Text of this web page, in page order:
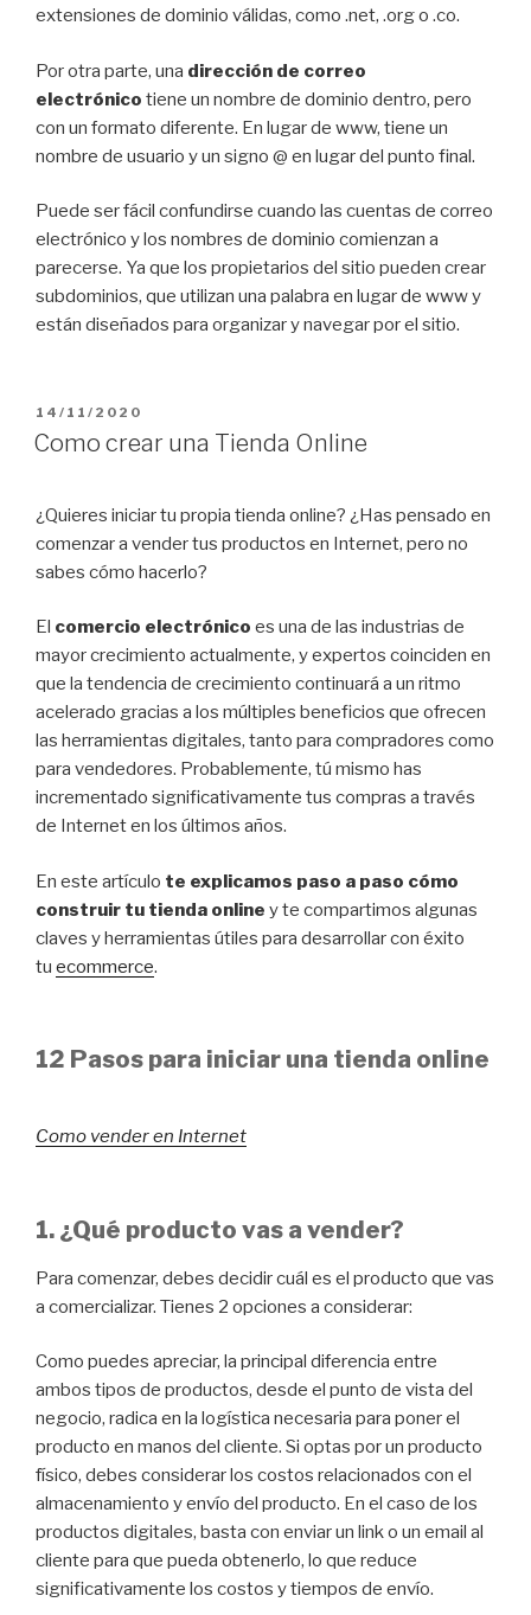
extensiones de dominio válidas, como .net, .org o .co.
Por otra parte, una dirección de correo
electrónico tiene un nombre de dominio dentro, pero
con un formato diferente. En lugar de www, tiene un
nombre de usuario y un signo @ en lugar del punto final.
Puede ser fácil confundirse cuando las cuentas de correo
electrónico y los nombres de dominio comienzan a
parecerse. Ya que los propietarios del sitio pueden crear
subdominios, que utilizan una palabra en lugar de www y
están diseñados para organizar y navegar por el sitio.
14/11/2020
Como crear una Tienda Online
¿Quieres iniciar tu propia tienda online? ¿Has pensado en
comenzar a vender tus productos en Internet, pero no
sabes cómo hacerlo?
El comercio electrónico es una de las industrias de
mayor crecimiento actualmente, y expertos coinciden en
que la tendencia de crecimiento continuará a un ritmo
acelerado gracias a los múltiples beneficios que ofrecen
las herramientas digitales, tanto para compradores como
para vendedores. Probablemente, tú mismo has
incrementado significativamente tus compras a través
de Internet en los últimos años.
En este artículo te explicamos paso a paso cómo
construir tu tienda online y te compartimos algunas
claves y herramientas útiles para desarrollar con éxito
tu ecommerce.
12 Pasos para iniciar una tienda online
Como vender en Internet
1. ¿Qué producto vas a vender?
Para comenzar, debes decidir cuál es el producto que vas
a comercializar. Tienes 2 opciones a considerar:
Como puedes apreciar, la principal diferencia entre
ambos tipos de productos, desde el punto de vista del
negocio, radica en la logística necesaria para poner el
producto en manos del cliente. Si optas por un producto
físico, debes considerar los costos relacionados con el
almacenamiento y envío del producto. En el caso de los
productos digitales, basta con enviar un link o un email al
cliente para que pueda obtenerlo, lo que reduce
significativamente los costos y tiempos de envío.